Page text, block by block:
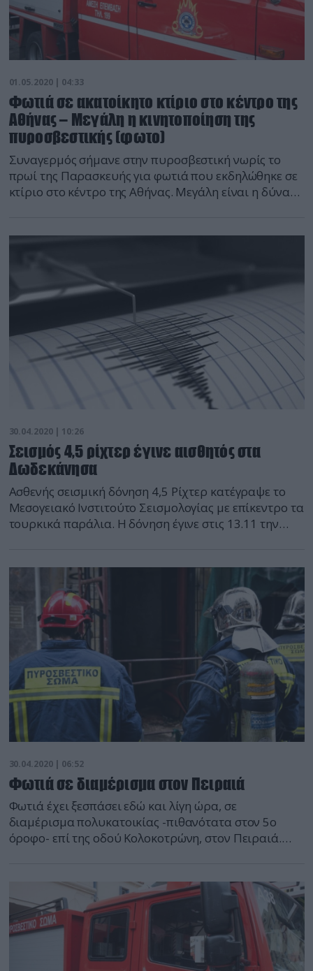
01.05.2020 | 04:33
Φωτιά σε ακατοίκητο κτίριο στο κέντρο της
Αθήνας – Μεγάλη η κινητοποίηση της
πυροσβεστικής (φωτο)
Συναγερμός σήμανε στην πυροσβεστική νωρίς το
πρωί της Παρασκευής για φωτιά που εκδηλώθηκε σε
κτίριο στο κέντρο της Αθήνας. Μεγάλη είναι η δύναμη
πυροσβέστες με 8 οχήματα. Το κτίριο βρίσκεται στην
30.04.2020 | 10:26
Σεισμός 4,5 ρίχτερ έγινε αισθητός στα
Δωδεκάνησα
Ασθενής σεισμική δόνηση 4,5 Ρίχτερ κατέγραψε το
Μεσογειακό Ινστιτούτο Σεισμολογίας με επίκεντρο τα
τουρκικά παράλια. Η δόνηση έγινε στις 13.11 την
χιλιόμετρα νοτιοανατολικά της Σμύρνης και εστιακό
βάθος 5 χιλιόμετρα.
30.04.2020 | 06:52
Φωτιά σε διαμέρισμα στον Πειραιά
Φωτιά έχει ξεσπάσει εδώ και λίγη ώρα, σε
διαμέρισμα πολυκατοικίας -πιθανότατα στον 5ο
όροφο- επί της οδού Κολοκοτρώνη, στον Πειραιά.
πυροσβέστες με έξι οχήματα.